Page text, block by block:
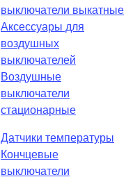
выключатели выкатные
Аксессуары для
воздушных
выключателей
Воздушные
выключатели
стационарные
Датчики температуры
Кончцевые
выключатели